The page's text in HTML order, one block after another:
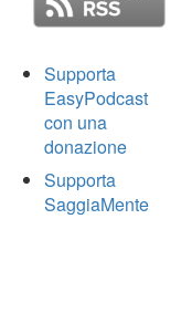
Supporta
EasyPodcast
con una
donazione
Supporta
SaggiaMente